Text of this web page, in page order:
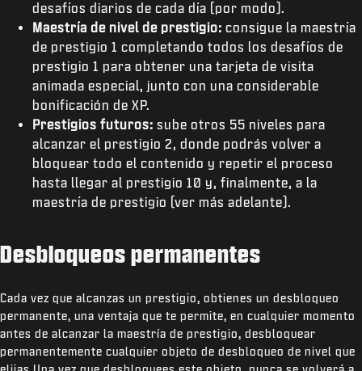
desafíos diarios de cada día (por modo).
Maestría de nivel de prestigio: consigue la maestría
de prestigio 1 completando todos los desafíos de
prestigio 1 para obtener una tarjeta de visita
animada especial, junto con una considerable
bonificación de XP.
Prestigios futuros: sube otros 55 niveles para
alcanzar el prestigio 2, donde podrás volver a
bloquear todo el contenido y repetir el proceso
hasta llegar al prestigio 10 y, finalmente, a la
maestría de prestigio (ver más adelante).
Desbloqueos permanentes
Cada vez que alcanzas un prestigio, obtienes un desbloqueo
permanente, una ventaja que te permite, en cualquier momento
antes de alcanzar la maestría de prestigio, desbloquear
permanentemente cualquier objeto de desbloqueo de nivel que